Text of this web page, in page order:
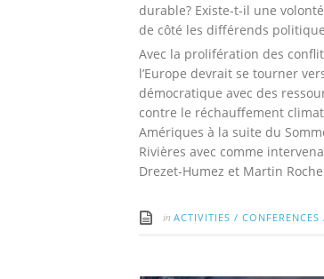
durable? Existe-t-il une
de côté les différends
Avec la prolifération des
l’Europe devrait se tourner
démocratique avec des
contre le réchauffement
Amériques à la suite du
Rivières avec comme
Drezet-Humez et Martin
in ACTIVITIES / CONFERENCES